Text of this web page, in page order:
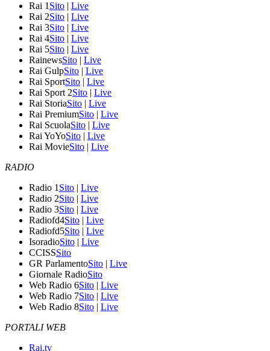
Rai 1 Sito | Live
Rai 2Sito | Live
Rai 3Sito | Live
Rai 4Sito | Live
Rai 5Sito | Live
RainewsSito | Live
Rai GulpSito | Live
Rai SportSito | Live
Rai Sport 2Sito | Live
Rai StoriaSito | Live
Rai PremiumSito | Live
Rai ScuolaSito | Live
Rai YoYoSito | Live
Rai MovieSito | Live
RADIO
Radio 1 Sito | Live
Radio 2Sito | Live
Radio 3Sito | Live
Radiofd4Sito | Live
Radiofd5Sito | Live
IsoradioSito | Live
CCISSSito
GR ParlamentoSito | Live
Giornale RadioSito
Web Radio 6Sito | Live
Web Radio 7Sito | Live
Web Radio 8Sito | Live
PORTALI WEB
Rai.tv